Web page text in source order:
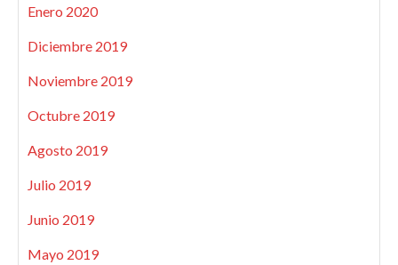
Enero 2020
Diciembre 2019
Noviembre 2019
Octubre 2019
Agosto 2019
Julio 2019
Junio 2019
Mayo 2019